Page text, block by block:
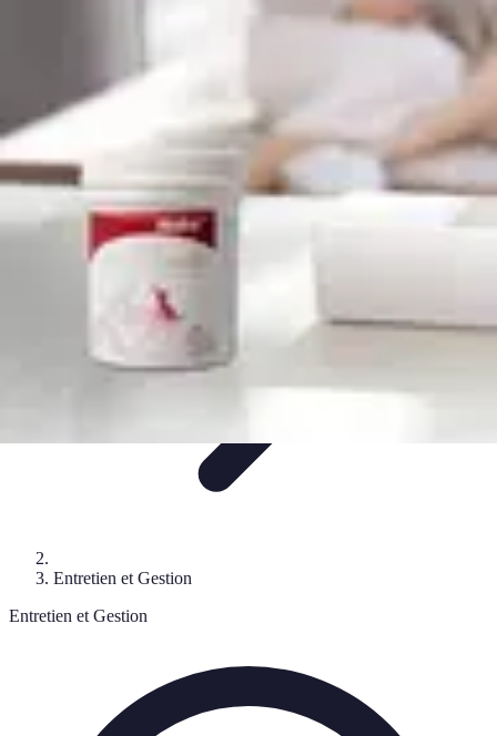
Gestion des fournituresFournitures
Medic Fournitures
Entretien et Gestion
Entretien et Gestion